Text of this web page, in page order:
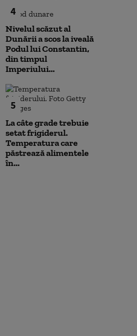
4
Nivelul scăzut al
Dunării a scos la iveală
Podul lui Constantin,
din timpul
Imperiului...
5
La câte grade trebuie
setat frigiderul.
Temperatura care
păstrează alimentele
în...